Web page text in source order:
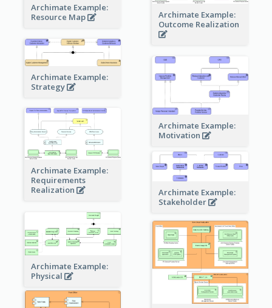
Archimate Example:
Resource Map
Archimate Example:
Outcome Realization
Archimate Example:
Strategy
Archimate Example:
Motivation
Archimate Example:
Requirements
Realization
Archimate Example:
Stakeholder
Archimate Example:
Physical